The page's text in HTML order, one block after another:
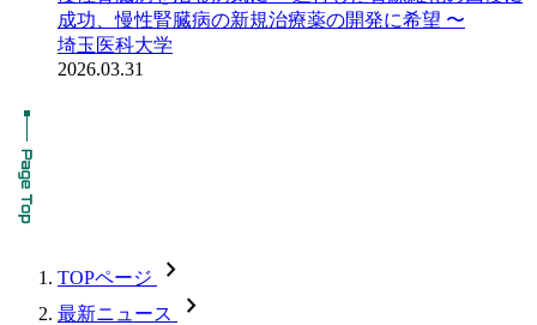
成功、慢性腎臓病の新規治療薬の開発に希望 〜
埼玉医科大学
2026.03.31
TOPページ chevron_forward
最新ニュース chevron_forward